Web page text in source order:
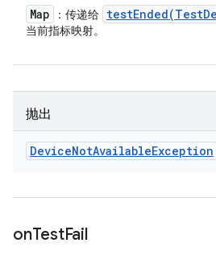
Map ：传递给 testEnded(Test
当前指标映射。
抛出
DeviceNotAvailableException
onTestFail